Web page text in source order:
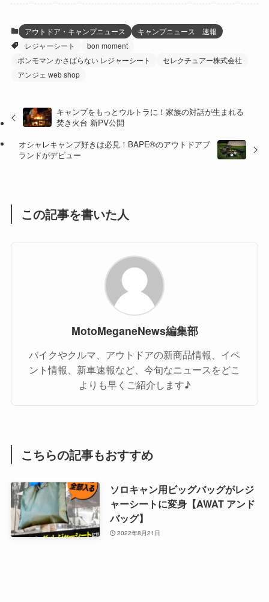
(27)
(32)
(1)
(1)
(20)
(4)
(1)
(55)
アウトドア・キャンプニュース
キャンプニュース 速報
レジャーシート
bon moment
ボンモマン かさばらない レジャーシート
セレクチュアー株式会社
アンジェ web shop
キャンプをもっとウルトラに！家族の対話が生まれる
焚き火台 新PV公開
オシャレキャンプ好きは必見！BAPE®︎のアウトドアブ
ランドがデビュー
この記事を書いた人
MotoMeganeNews編集部
バイクやクルマ、アウトドアの新商品情報、イベ
ント情報、新車速報など、今旬なニュースをどこ
よりも早くご紹介します♪
こちらの記事もおすすめ
ソロキャン用ビッグバッグがレジ
ャーシートに変身【AWAT アンド
バッグ】
2022年8月21日